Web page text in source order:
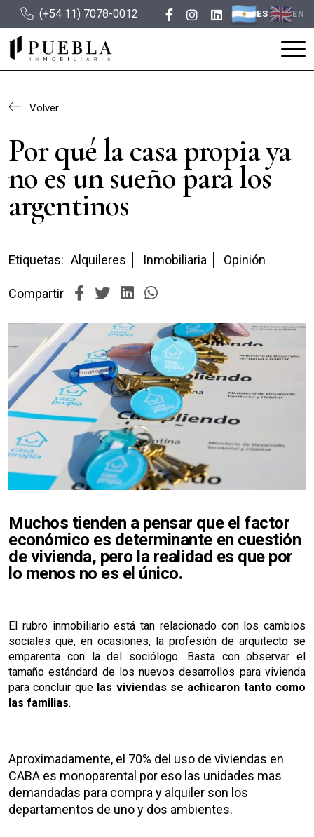
(+54 11) 7078-0012 ES EN
Volver
Por qué la casa propia ya
no es un sueño para los
argentinos
Etiquetas: Alquileres Inmobiliaria Opinión
Compartir
Muchos tienden a pensar que el factor
económico es determinante en cuestión
de vivienda, pero la realidad es que por
lo menos no es el único.
El rubro inmobiliario está tan relacionado con los cambios
sociales que, en ocasiones, la profesión de arquitecto se
emparenta con la del sociólogo. Basta con observar el
tamaño estándard de los nuevos desarrollos para vivienda
para concluir que las viviendas se achicaron tanto como
las familias.
Aproximadamente, el 70% del uso de viviendas en
CABA es monoparental por eso las unidades mas
demandadas para compra y alquiler son los
departamentos de uno y dos ambientes.